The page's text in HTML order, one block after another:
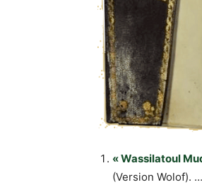
« Wassilatoul
(Version